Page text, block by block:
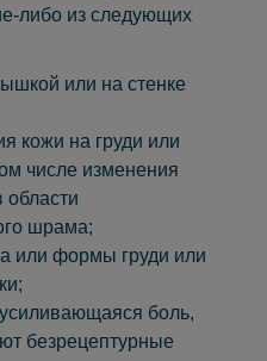
либо из следующих
или на стенке
кожи на груди или
числе изменения
области
шрама;
или формы груди или
боль,
безрецептурные